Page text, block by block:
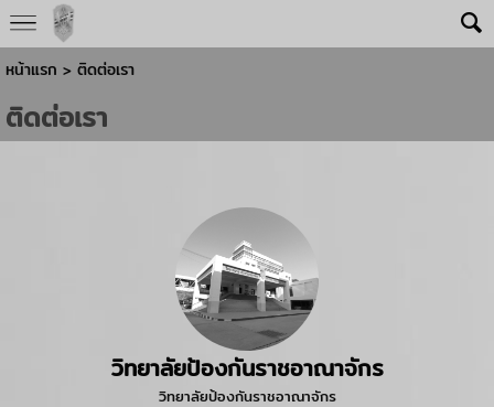
หน้าแรก > ติดต่อเรา
ติดต่อเรา
วิทยาลัยป้องกันราชอาณาจักร
วิทยาลัยป้องกันราชอาณาจักร